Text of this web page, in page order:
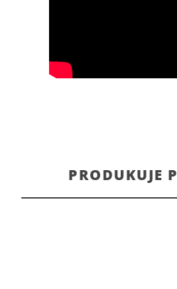
PRODUKUJE